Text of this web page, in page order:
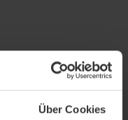
Über Cookies